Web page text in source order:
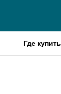
Где купить